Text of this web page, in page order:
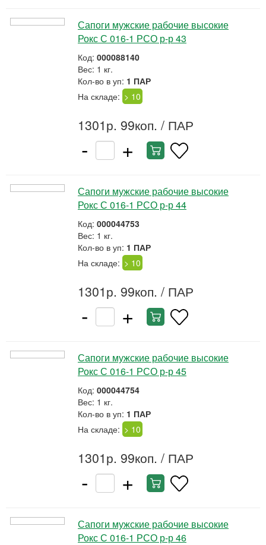
Сапоги мужские рабочие высокие
Рокс С 016-1 РСО р-р 43
Код: 000088140
Вес: 1 кг.
Кол-во в уп: 1 ПАР
На складе: > 10
1301р. 99коп. / ПАР
- +
Сапоги мужские рабочие высокие
Рокс С 016-1 РСО р-р 44
Код: 000044753
Вес: 1 кг.
Кол-во в уп: 1 ПАР
На складе: > 10
1301р. 99коп. / ПАР
- +
Сапоги мужские рабочие высокие
Рокс С 016-1 РСО р-р 45
Код: 000044754
Вес: 1 кг.
Кол-во в уп: 1 ПАР
На складе: > 10
1301р. 99коп. / ПАР
- +
Сапоги мужские рабочие высокие
Рокс С 016-1 РСО р-р 46